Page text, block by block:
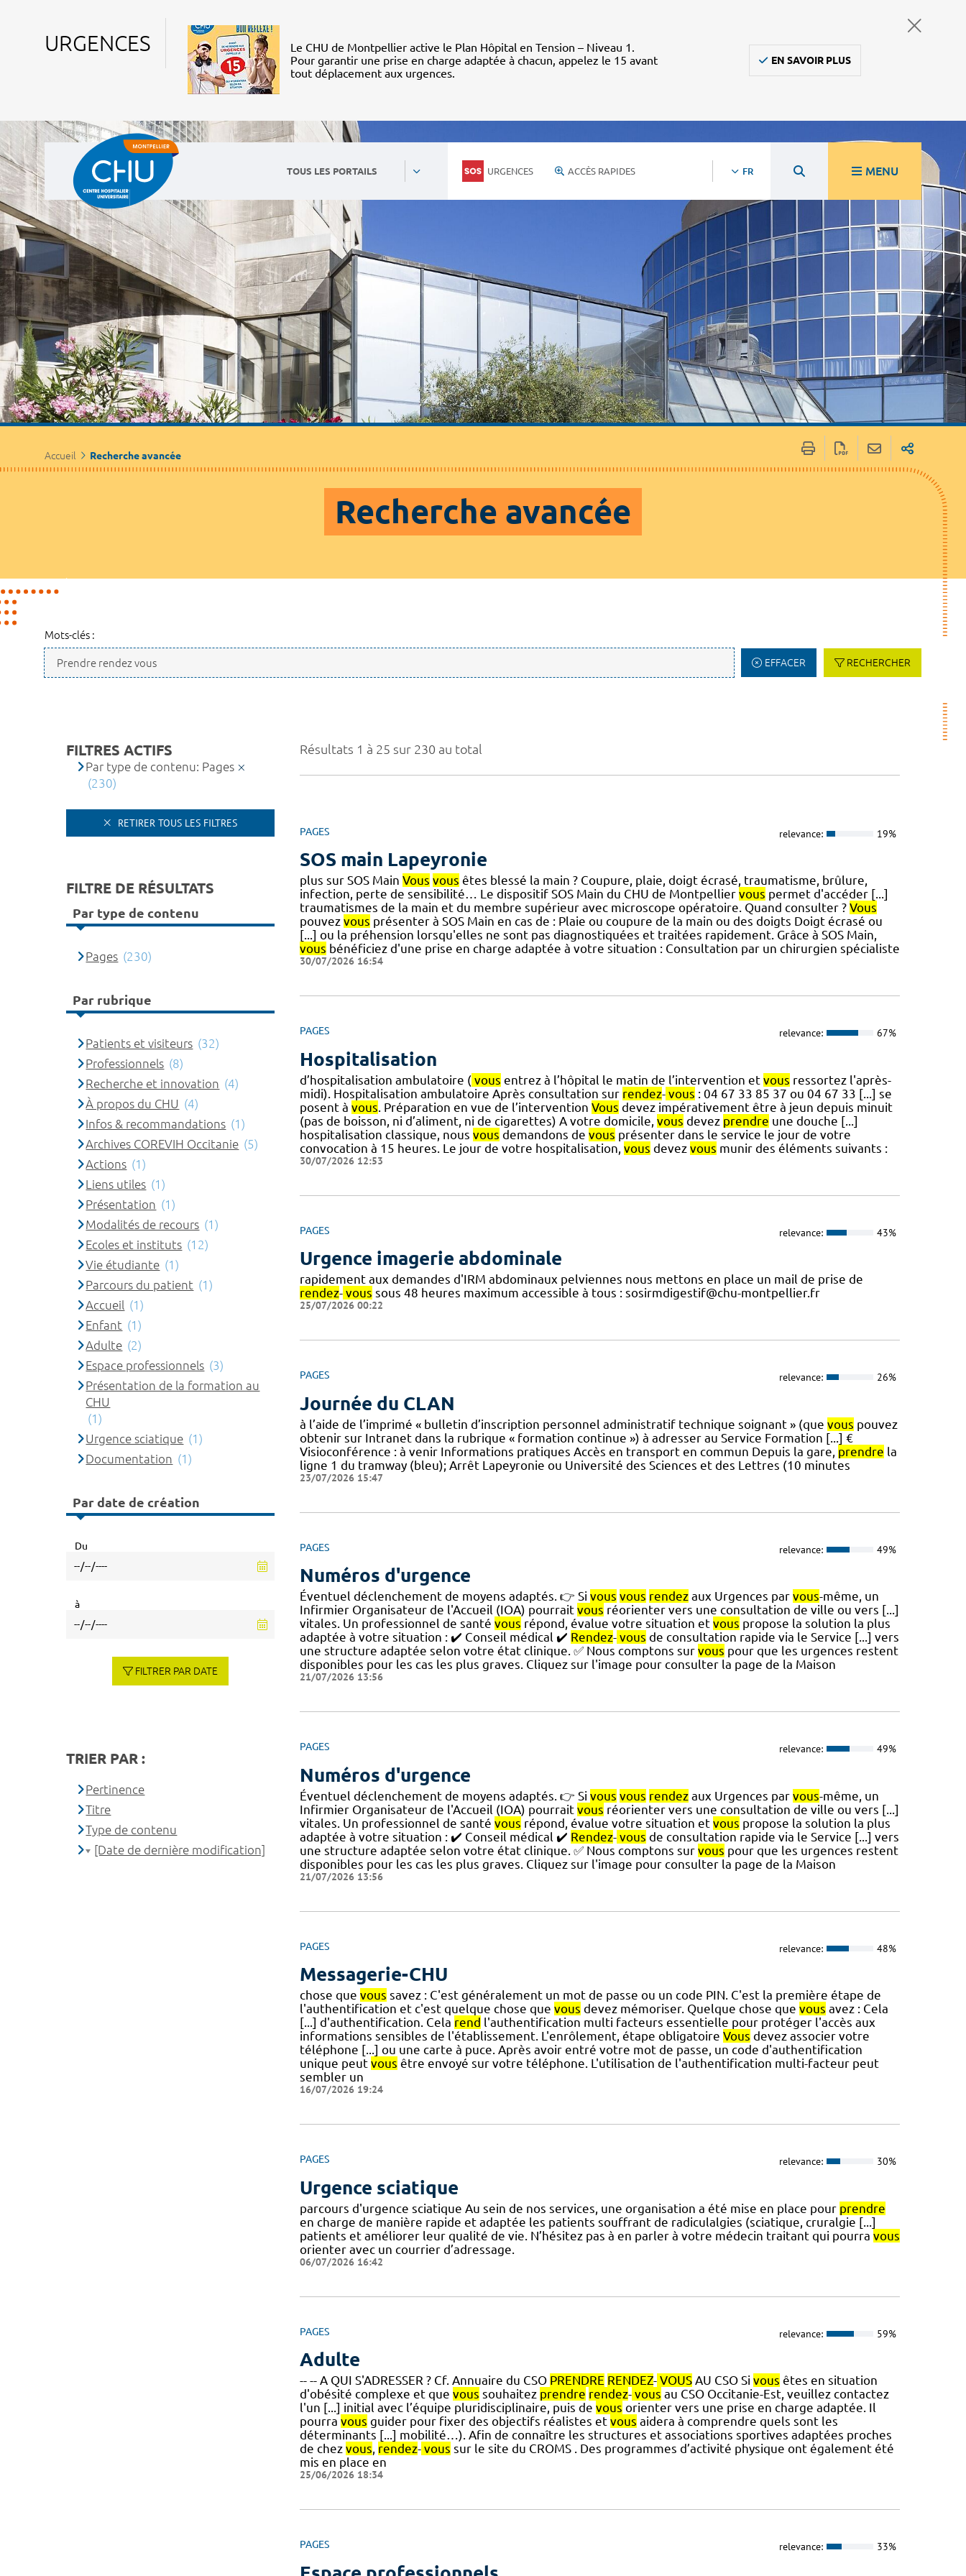
URGENCES
Le CHU de Montpellier active le Plan Hôpital en Tension – Niveau 1.
Pour garantir une prise en charge adaptée à chacun, appelez le 15 avant
tout déplacement aux urgences.
EN SAVOIR PLUS
TOUS LES PORTAILS URGENCES ACCÈS RAPIDES FR MENU
Accueil Recherche avancée
Recherche avancée
Mots-clés :
EFFACER RECHERCHER
Résultats 1 à 25 sur 230 au total
PAGES relevance: 19%
SOS main Lapeyronie
plus sur SOS Main Vous vous êtes blessé la main ? Coupure, plaie, doigt écrasé, traumatisme, brûlure,
infection, perte de sensibilité… Le dispositif SOS Main du CHU de Montpellier vous permet d'accéder [...]
traumatismes de la main et du membre supérieur avec microscope opératoire. Quand consulter ? Vous
pouvez vous présenter à SOS Main en cas de : Plaie ou coupure de la main ou des doigts Doigt écrasé ou
[...] ou la préhension lorsqu'elles ne sont pas diagnostiquées et traitées rapidement. Grâce à SOS Main,
vous bénéficiez d'une prise en charge adaptée à votre situation : Consultation par un chirurgien spécialiste
30/07/2026 16:54
PAGES relevance: 67%
Hospitalisation
d’hospitalisation ambulatoire ( vous entrez à l’hôpital le matin de l’intervention et vous ressortez l'après-
midi). Hospitalisation ambulatoire Après consultation sur rendez- vous : 04 67 33 85 37 ou 04 67 33 [...] se
posent à vous. Préparation en vue de l’intervention Vous devez impérativement être à jeun depuis minuit
(pas de boisson, ni d’aliment, ni de cigarettes) A votre domicile, vous devez prendre une douche [...]
hospitalisation classique, nous vous demandons de vous présenter dans le service le jour de votre
convocation à 15 heures. Le jour de votre hospitalisation, vous devez vous munir des éléments suivants :
30/07/2026 12:53
PAGES relevance: 43%
Urgence imagerie abdominale
rapidement aux demandes d'IRM abdominaux pelviennes nous mettons en place un mail de prise de
rendez- vous sous 48 heures maximum accessible à tous : sosirmdigestif@chu-montpellier.fr
25/07/2026 00:22
PAGES relevance: 26%
Journée du CLAN
à l’aide de l’imprimé « bulletin d’inscription personnel administratif technique soignant » (que vous pouvez
obtenir sur Intranet dans la rubrique « formation continue ») à adresser au Service Formation [...] €
Visioconférence : à venir Informations pratiques Accès en transport en commun Depuis la gare, prendre la
ligne 1 du tramway (bleu); Arrêt Lapeyronie ou Université des Sciences et des Lettres (10 minutes
23/07/2026 15:47
PAGES relevance: 49%
Numéros d'urgence
Éventuel déclenchement de moyens adaptés. 👉 Si vous vous rendezaux Urgences par vous-même, un
Infirmier Organisateur de l'Accueil (IOA) pourrait vous réorienter vers une consultation de ville ou vers [...]
vitales. Un professionnel de santé vous répond, évalue votre situation et vous propose la solution la plus
adaptée à votre situation : ✔️ Conseil médical ✔️ Rendez- vous de consultation rapide via le Service [...] vers
une structure adaptée selon votre état clinique. ✅ Nous comptons sur vous pour que les urgences restent
disponibles pour les cas les plus graves. Cliquez sur l'image pour consulter la page de la Maison
21/07/2026 13:56
PAGES relevance: 49%
Numéros d'urgence
Éventuel déclenchement de moyens adaptés. 👉 Si vous vous rendezaux Urgences par vous-même, un
Infirmier Organisateur de l'Accueil (IOA) pourrait vous réorienter vers une consultation de ville ou vers [...]
vitales. Un professionnel de santé vous répond, évalue votre situation et vous propose la solution la plus
adaptée à votre situation : ✔️ Conseil médical ✔️ Rendez- vous de consultation rapide via le Service [...] vers
une structure adaptée selon votre état clinique. ✅ Nous comptons sur vous pour que les urgences restent
disponibles pour les cas les plus graves. Cliquez sur l'image pour consulter la page de la Maison
21/07/2026 13:56
PAGES relevance: 48%
Messagerie-CHU
chose que vous savez : C'est généralement un mot de passe ou un code PIN. C'est la première étape de
l'authentification et c'est quelque chose que vous devez mémoriser. Quelque chose que vous avez : Cela
[...] d'authentification. Cela rend l'authentification multi facteurs essentielle pour protéger l'accès aux
informations sensibles de l'établissement. L'enrôlement, étape obligatoire Vous devez associer votre
téléphone [...] ou une carte à puce. Après avoir entré votre mot de passe, un code d'authentification
unique peut vous être envoyé sur votre téléphone. L'utilisation de l'authentification multi-facteur peut
sembler un
16/07/2026 19:24
PAGES relevance: 30%
Urgence sciatique
parcours d'urgence sciatique Au sein de nos services, une organisation a été mise en place pour prendre
en charge de manière rapide et adaptée les patients souffrant de radiculalgies (sciatique, cruralgie [...]
patients et améliorer leur qualité de vie. N’hésitez pas à en parler à votre médecin traitant qui pourra vous
orienter avec un courrier d’adressage.
06/07/2026 16:42
PAGES relevance: 59%
Adulte
-- -- A QUI S'ADRESSER ? Cf. Annuaire du CSO PRENDRE RENDEZ- VOUSAU CSO Si vous êtes en situation
d'obésité complexe et que vous souhaitez prendre rendez- vous au CSO Occitanie-Est, veuillez contactez
l'un [...] initial avec l’équipe pluridisciplinaire, puis de vous orienter vers une prise en charge adaptée. Il
pourra vous guider pour fixer des objectifs réalistes et vous aidera à comprendre quels sont les
déterminants [...] mobilité…). Afin de connaître les structures et associations sportives adaptées proches
de chez vous, rendez- vous sur le site du CROMS . Des programmes d’activité physique ont également été
mis en place en
25/06/2026 18:34
PAGES relevance: 33%
FILTRES ACTIFS
Par type de contenu: Pages
(230)
RETIRER TOUS LES FILTRES
FILTRE DE RÉSULTATS
Par type de contenu
Pages (230)
Par rubrique
Patients et visiteurs (32)
Professionnels (8)
Recherche et innovation (4)
À propos du CHU (4)
Infos & recommandations (1)
Archives COREVIH Occitanie (5)
Actions (1)
Liens utiles (1)
Présentation (1)
Modalités de recours (1)
Ecoles et instituts (12)
Vie étudiante (1)
Parcours du patient (1)
Accueil (1)
Enfant (1)
Adulte (2)
Espace professionnels (3)
Présentation de la formation au
CHU
(1)
Urgence sciatique (1)
Documentation (1)
Par date de création
Du
à
FILTRER PAR DATE
TRIER PAR :
Pertinence
Titre
Type de contenu
[Date de dernière modification]